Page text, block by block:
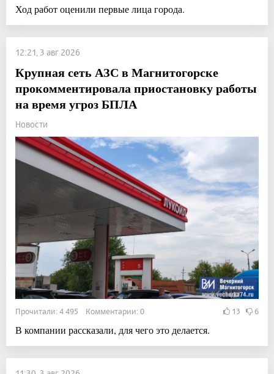
Ход работ оценили первые лица города.
12:21, 3 авг 2026
Крупная сеть АЗС в Магнитогорске
прокомментировала приостановку работы
на время угроз БПЛА
Новости
Прочитали: 4 495 Комментарии: 0 13 6
В компании рассказали, для чего это делается.